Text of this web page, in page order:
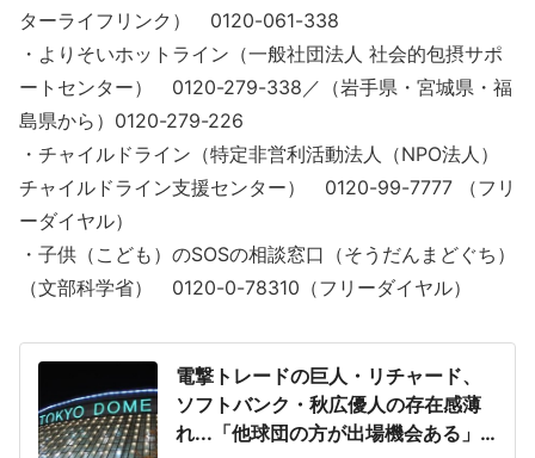
ターライフリンク） 0120-061-338
・よりそいホットライン（一般社団法人 社会的包摂サポ
ートセンター） 0120-279-338／（岩手県・宮城県・福
島県から）0120-279-226
・チャイルドライン（特定非営利活動法人（NPO法人）
チャイルドライン支援センター） 0120-99-7777 （フリ
ーダイヤル）
・子供（こども）のSOSの相談窓口（そうだんまどぐち）
（文部科学省） 0120-0-78310（フリーダイヤル）
電撃トレードの巨人・リチャード、
ソフトバンク・秋広優人の存在感薄
れ...「他球団の方が出場機会ある」